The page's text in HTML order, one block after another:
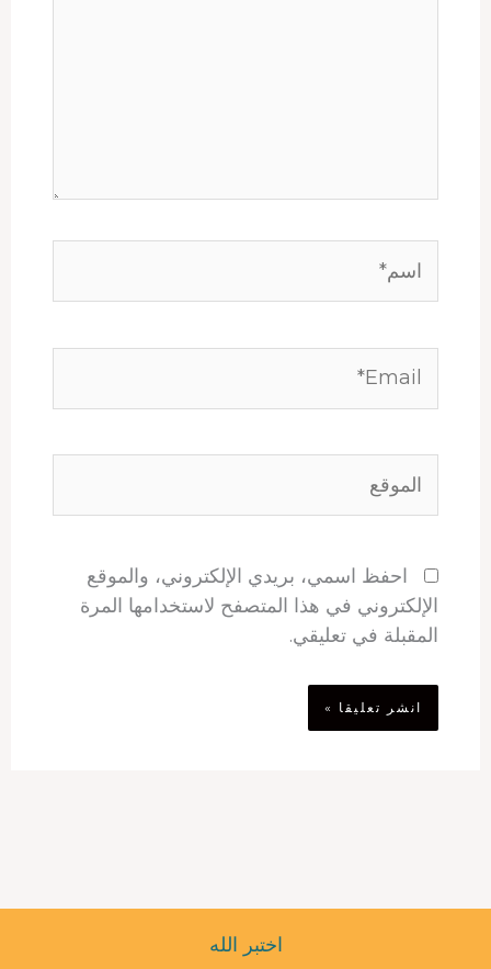
احفظ اسمي، بريدي الإلكتروني، والموقع
الإلكتروني في هذا المتصفح لاستخدامها المرة
المقبلة في تعليقي.
اختبر الله